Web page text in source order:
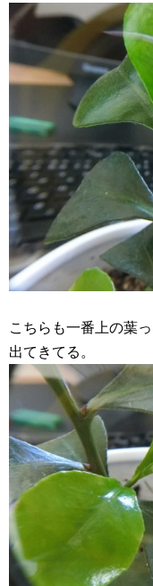
こちらも一番上の葉
出てきてる。